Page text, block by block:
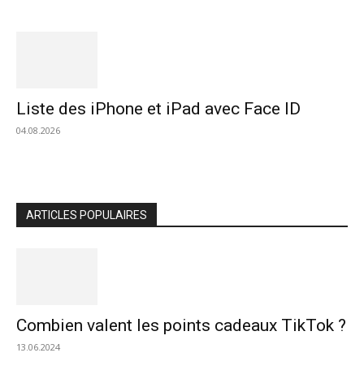
Liste des iPhone et iPad avec Face ID
04.08.2026
ARTICLES POPULAIRES
Combien valent les points cadeaux TikTok ?
13.06.2024